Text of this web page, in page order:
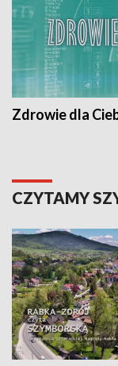
Zdrowie dla
CZYTAMY